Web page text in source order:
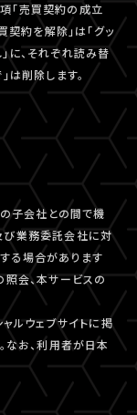
「売買契約の成立
契約を解除」は「グッ
に、それぞれ読み替
は削除します。
子会社との間で機
び業務委託会社に対
る場合があります
照会、本サービスの
ルウェブサイトに掲
なお、利用者が日本